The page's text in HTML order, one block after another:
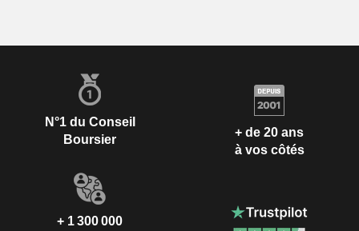
N°1 du Conseil
Boursier
+ de 20 ans
à vos côtés
+ 1 300 000